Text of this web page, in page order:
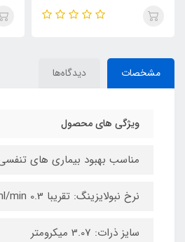
مشخصات دیدگاه‌ها
ویژگی های محصول
مناسب بهبود بیماری های
نرخ نبولایزینگ: تقریبا 0.3 ml/min
سایز ذرات: 3.07 میکرومتر